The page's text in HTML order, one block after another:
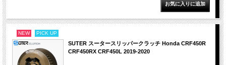
NEW PICK UP
SUTER スータースリッパークラッチ Honda CRF450R
CRF450RX CRF450L 2019-2020